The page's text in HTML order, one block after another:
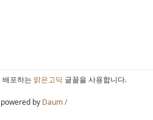
배포하는 맑은고딕 글꼴을 사용합니다.
powered by Daum /